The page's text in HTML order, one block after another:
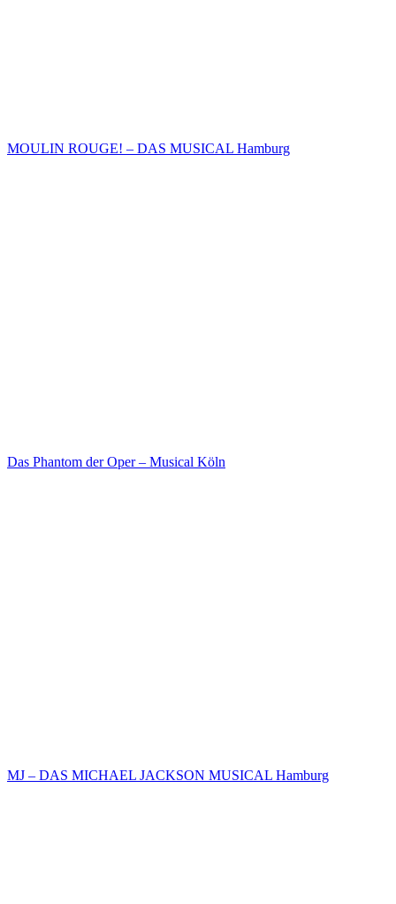
MOULIN ROUGE! – DAS MUSICAL Hamburg
Das Phantom der Oper – Musical Köln
MJ – DAS MICHAEL JACKSON MUSICAL Hamburg